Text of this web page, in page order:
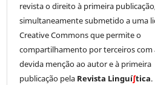
revista o direito à primeira
simultaneamente submetido a uma
Creative Commons que permite o
compartilhamento por terceiros com
devida menção ao autor e à primeira
publicação pela Revista Linguí∫tica.